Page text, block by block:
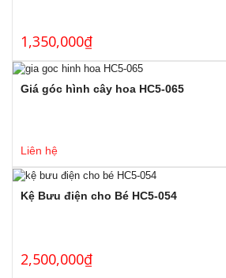
1,350,000₫
Giá góc hình cây hoa HC5-065
Liên hệ
Kệ Bưu điện cho Bé HC5-054
2,500,000₫